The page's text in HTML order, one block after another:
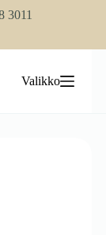
3011
Valikko